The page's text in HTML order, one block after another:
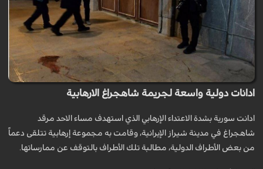
ادانات دولية واسعة لجريمة شاهجراغ الارهابية
ادانت سورية بشدة الاعتداء الإرهابي الذي استهدف مساء الاحد مرقد
شاهجراغ في مدينة شيراز الإيرانية، وقامت به مجموعة إرهابية تتلقى دعماً
من بعض الأطراف الدولية، مطالبة تلك الأطراف بالتوقف عن ممارساتها.